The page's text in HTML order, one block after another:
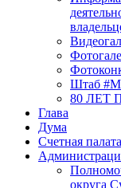
Штаб
80 ЛЕТ
Глава
Дума
Счетная палата
округа